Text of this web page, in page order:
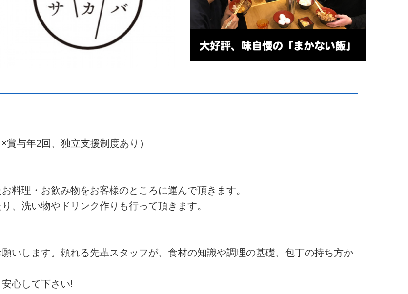
与年2回、独立支援制度あり）
料理・お飲み物をお客様のところに運んで頂きます。
、洗い物やドリンク作りも行って頂きます。
いします。頼れる先輩スタッフが、食材の知識や調理の基礎、包丁の持ち方か
心して下さい!